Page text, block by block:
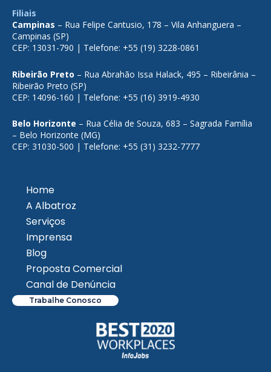
Home
A Albatroz
Serviços
Imprensa
Blog
Proposta Comercial
Canal de Denúncia
Trabalhe Conosco
Filiais
Campinas – Rua Felipe Cantusio, 178 – Vila Anhanguera –
Campinas (SP)
CEP: 13031-790 | Telefone: +55 (19) 3228-0861
Ribeirão Preto – Rua Abrahão Issa Halack, 495 – Ribeirânia –
Ribeirão Preto (SP)
CEP: 14096-160 | Telefone: +55 (16) 3919-4930
Belo Horizonte – Rua Célia de Souza, 683 – Sagrada Família
– Belo Horizonte (MG)
CEP: 31030-500 | Telefone: +55 (31) 3232-7777